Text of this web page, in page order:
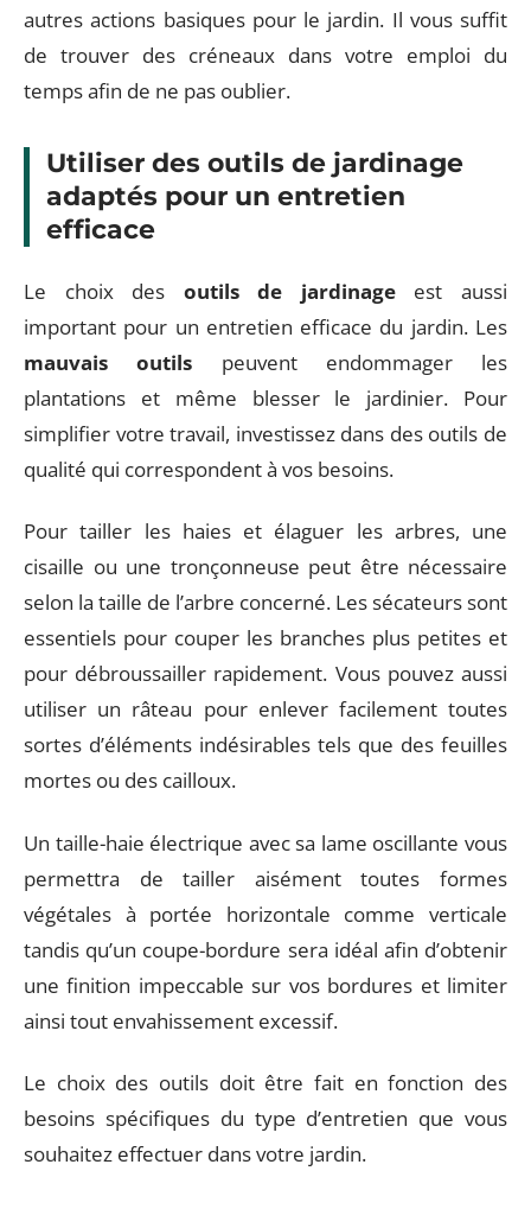
autres actions basiques pour le jardin. Il vous suffit
de trouver des créneaux dans votre emploi du
temps afin de ne pas oublier.
Utiliser des outils de jardinage
adaptés pour un entretien
efficace
Le choix des outils de jardinageest aussi
important pour un entretien efficace du jardin. Les
mauvais outils peuvent endommager les
plantations et même blesser le jardinier. Pour
simplifier votre travail, investissez dans des outils de
qualité qui correspondent à vos besoins.
Pour tailler les haies et élaguer les arbres, une
cisaille ou une tronçonneuse peut être nécessaire
selon la taille de l’arbre concerné. Les sécateurs sont
essentiels pour couper les branches plus petites et
pour débroussailler rapidement. Vous pouvez aussi
utiliser un râteau pour enlever facilement toutes
sortes d’éléments indésirables tels que des feuilles
mortes ou des cailloux.
Un taille-haie électrique avec sa lame oscillante vous
permettra de tailler aisément toutes formes
végétales à portée horizontale comme verticale
tandis qu’un coupe-bordure sera idéal afin d’obtenir
une finition impeccable sur vos bordures et limiter
ainsi tout envahissement excessif.
Le choix des outils doit être fait en fonction des
besoins spécifiques du type d’entretien que vous
souhaitez effectuer dans votre jardin.